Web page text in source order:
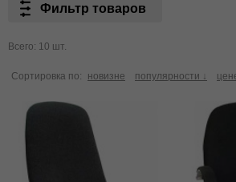
Фильтр товаров
Всего: 10 шт.
Сортировка по: новизне популярности ↓